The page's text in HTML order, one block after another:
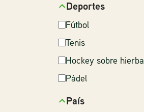
Deportes
Fútbol
Tenis
Hockey sobre hierba
Pádel
País